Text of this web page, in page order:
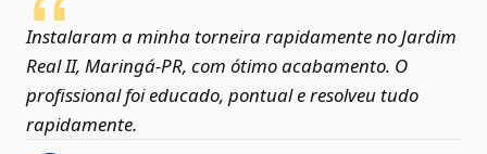
Instalaram a minha torneira rapidamente no Jardim
Real II, Maringá‑PR, com ótimo acabamento. O
profissional foi educado, pontual e resolveu tudo
rapidamente.